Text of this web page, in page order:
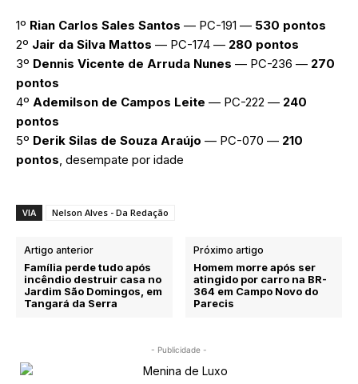
1º Rian Carlos Sales Santos — PC-191 — 530 pontos
2º Jair da Silva Mattos — PC-174 — 280 pontos
3º Dennis Vicente de Arruda Nunes — PC-236 — 270
pontos
4º Ademilson de Campos Leite — PC-222 — 240
pontos
5º Derik Silas de Souza Araújo — PC-070 — 210
pontos , desempate por idade
VIA Nelson Alves - Da Redação
Artigo anterior
Família perde tudo após
incêndio destruir casa no
Jardim São Domingos, em
Tangará da Serra
Próximo artigo
Homem morre após ser
atingido por carro na BR-
364 em Campo Novo do
Parecis
- Publicidade -